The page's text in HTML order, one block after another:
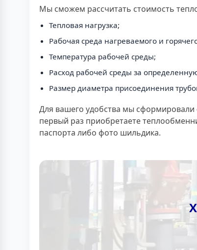
Мы сможем рассчитать стоимость
Тепловая нагрузка;
Рабочая среда нагреваемого и
Температура рабочей среды;
Расход рабочей среды за
Размер диаметра присоединения
Для вашего удобства мы
первый раз приобретаете
паспорта либо фото шильдика.